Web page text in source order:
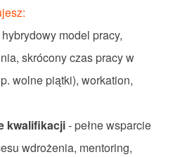
model pracy,
skrócony czas pracy w
wolne piątki), workation,
kwalifikacji- pełne wsparcie
wdrożenia, mentoring,